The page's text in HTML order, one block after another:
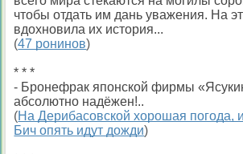
чтобы отдать им дань уважения. На
вдохновила их история...
(47 ронинов)
* * *
- Бронефрак японской фирмы
абсолютно надёжен!..
(На Дерибасовской хорошая погода,
Бич опять идут дожди)